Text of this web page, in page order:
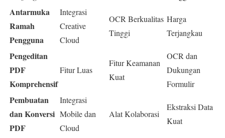
Antarmuka
Ramah
Pengguna
Integrasi
Creative
Cloud
OCR Berkualitas
Tinggi
Harga
Terjangkau
Pengeditan
PDF
Komprehensif
Fitur Luas
Fitur Keamanan
Kuat
OCR dan
Dukungan
Formulir
Pembuatan
dan Konversi
PDF
Integrasi
Mobile dan
Cloud
Alat Kolaborasi
Ekstraksi Data
Kuat